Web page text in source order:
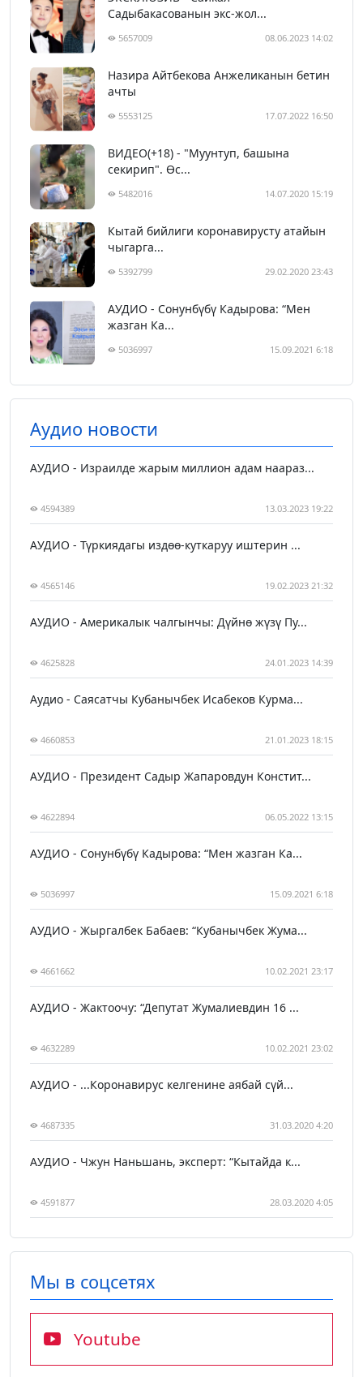
Садыбакасованын экс-жол...
5657009 08.06.2023 14:02
Назира Айтбекова Анжеликанын бетин
ачты
5553125 17.07.2022 16:50
ВИДЕО(+18) - "Муунтуп, башына
секирип". Өс...
5482016 14.07.2020 15:19
Кытай бийлиги коронавирусту атайын
чыгарга...
5392799 29.02.2020 23:43
АУДИО - Сонунбүбү Кадырова: “Мен
жазган Ка...
5036997 15.09.2021 6:18
Аудио новости
АУДИО - Израилде жарым миллион адам наараз...
4594389 13.03.2023 19:22
АУДИО - Түркиядагы издөө-куткаруу иштерин ...
4565146 19.02.2023 21:32
АУДИО - Америкалык чалгынчы: Дүйнө жүзү Пу...
4625828 24.01.2023 14:39
Аудио - Саясатчы Кубанычбек Исабеков Курма...
4660853 21.01.2023 18:15
АУДИО - Президент Садыр Жапаровдун Констит...
4622894 06.05.2022 13:15
АУДИО - Сонунбүбү Кадырова: “Мен жазган Ка...
5036997 15.09.2021 6:18
АУДИО - Жыргалбек Бабаев: “Кубанычбек Жума...
4661662 10.02.2021 23:17
АУДИО - Жактоочу: “Депутат Жумалиевдин 16 ...
4632289 10.02.2021 23:02
АУДИО - ...Коронавирус келгенине аябай сүй...
4687335 31.03.2020 4:20
АУДИО - Чжун Наньшань, эксперт: “Кытайда к...
4591877 28.03.2020 4:05
Мы в соцсетях
Youtube